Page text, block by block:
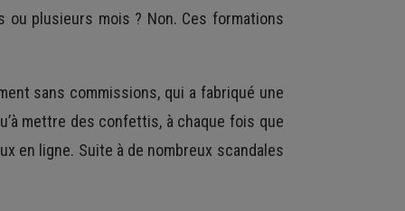
ou plusieurs mois ? Non. Ces formations
sans commissions, qui a fabriqué une
mettre des confettis, à chaque fois que
en ligne. Suite à de nombreux scandales